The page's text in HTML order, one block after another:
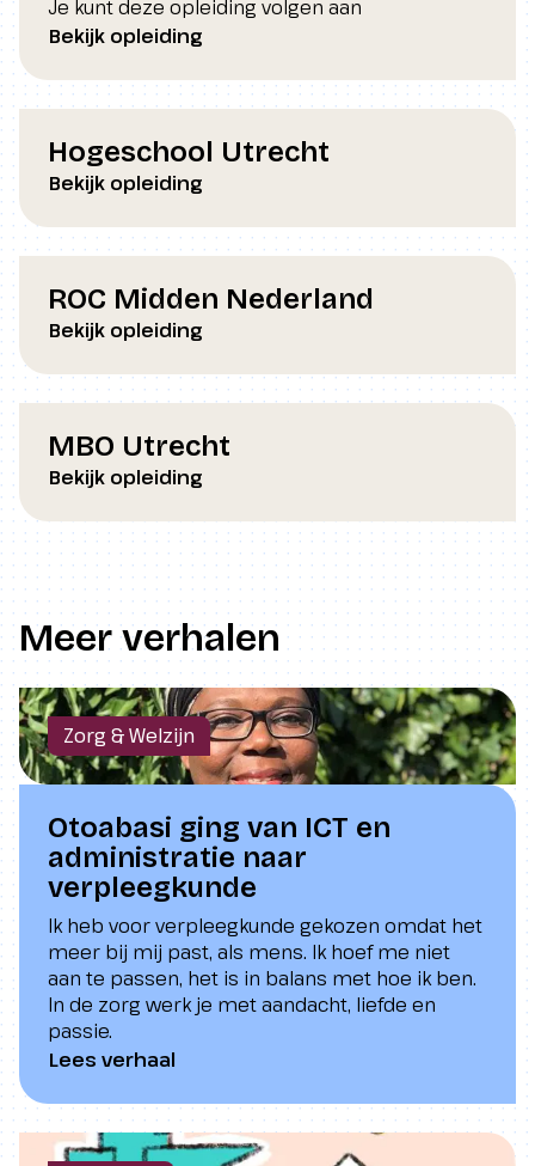
Je kunt deze opleiding volgen aan
Bekijk opleiding
Hogeschool Utrecht
Bekijk opleiding
ROC Midden Nederland
Bekijk opleiding
MBO Utrecht
Bekijk opleiding
Meer verhalen
Zorg & Welzijn
Otoabasi ging van ICT en
administratie naar
verpleegkunde
Ik heb voor verpleegkunde gekozen omdat het
meer bij mij past, als mens. Ik hoef me niet
aan te passen, het is in balans met hoe ik ben.
In de zorg werk je met aandacht, liefde en
passie.
Lees verhaal